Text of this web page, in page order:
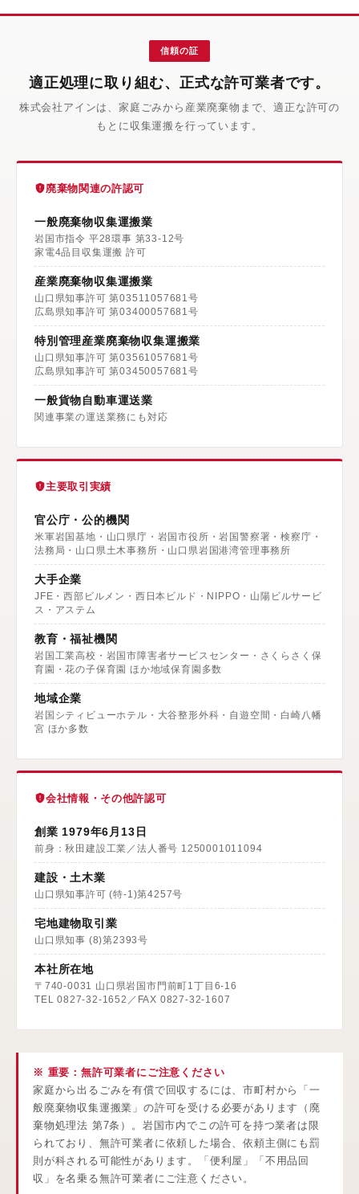
信頼の証
適正処理に取り組む、正式な許可業者です。
株式会社アインは、家庭ごみから産業廃棄物まで、適正な許可の
もとに収集運搬を行っています。
廃棄物関連の許認可
一般廃棄物収集運搬業
岩国市指令 平28環事 第33-12号
家電4品目収集運搬 許可
産業廃棄物収集運搬業
山口県知事許可 第03511057681号
広島県知事許可 第03400057681号
特別管理産業廃棄物収集運搬業
山口県知事許可 第03561057681号
広島県知事許可 第03450057681号
一般貨物自動車運送業
関連事業の運送業務にも対応
主要取引実績
官公庁・公的機関
米軍岩国基地・山口県庁・岩国市役所・岩国警察署・検察庁・
法務局・山口県土木事務所・山口県岩国港湾管理事務所
大手企業
JFE・西部ビルメン・西日本ビルド・NIPPO・山陽ビルサービ
ス・アステム
教育・福祉機関
岩国工業高校・岩国市障害者サービスセンター・さくらさく保
育園・花の子保育園 ほか地域保育園多数
地域企業
岩国シティビューホテル・大谷整形外科・自遊空間・白崎八幡
宮 ほか多数
会社情報・その他許認可
創業 1979年6月13日
前身：秋田建設工業／法人番号 1250001011094
建設・土木業
山口県知事許可 (特-1)第4257号
宅地建物取引業
山口県知事 (8)第2393号
本社所在地
〒740-0031 山口県岩国市門前町1丁目6-16
TEL 0827-32-1652／FAX 0827-32-1607
※ 重要：無許可業者にご注意ください
家庭から出るごみを有償で回収するには、市町村から「一
般廃棄物収集運搬業」の許可を受ける必要があります（廃
棄物処理法 第7条）。岩国市内でこの許可を持つ業者は限
られており、無許可業者に依頼した場合、依頼主側にも罰
則が科される可能性があります。「便利屋」「不用品回
収」を名乗る無許可業者にご注意ください。